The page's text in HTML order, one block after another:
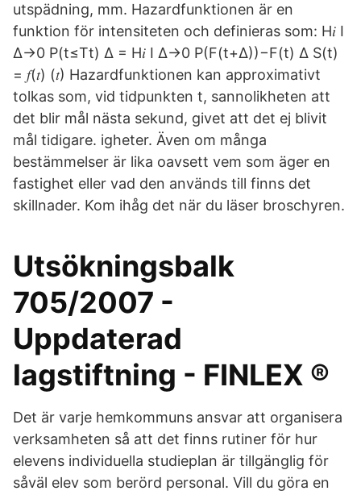
utspädning, mm. Hazardfunktionen är en
funktion för intensiteten och definieras som: H𝑖 I
∆→0 P(t≤Tt) ∆ = H𝑖 I ∆→0 P(F(t+Δ))−F(t) Δ S(t)
= 𝑓(𝑡) (𝑡) Hazardfunktionen kan approximativt
tolkas som, vid tidpunkten t, sannolikheten att
det blir mål nästa sekund, givet att det ej blivit
mål tidigare. igheter. Även om många
bestämmelser är lika oavsett vem som äger en
fastighet eller vad den används till finns det
skillnader. Kom ihåg det när du läser broschyren.
Utsökningsbalk
705/2007 -
Uppdaterad
lagstiftning - FINLEX ®
Det är varje hemkommuns ansvar att organisera
verksamheten så att det finns rutiner för hur
elevens individuella studieplan är tillgänglig för
såväl elev som berörd personal. Vill du göra en